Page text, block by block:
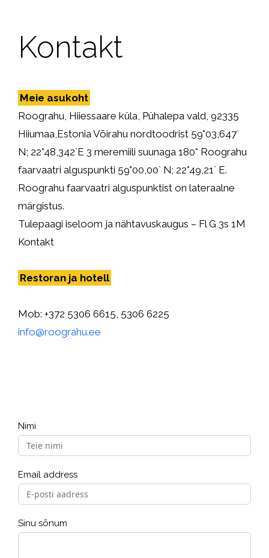
Kontakt
Meie asukoht
Roograhu, Hiiessaare küla, Pühalepa vald, 92335
Hiiumaa,Estonia Võirahu nordtoodrist 59°03,647`
N; 22°48,342`E 3 meremiili suunaga 180° Roograhu
faarvaatri alguspunkti 59°00,00` N; 22°49,21` E.
Roograhu faarvaatri alguspunktist on lateraalne
märgistus.
Tulepaagi iseloom ja nähtavuskaugus – Fl G 3s 1M
Kontakt
Restoran ja hotell
Mob: +372 5306 6615, 5306 6225
info@roograhu.ee
Nimi
Email address
Sinu sõnum